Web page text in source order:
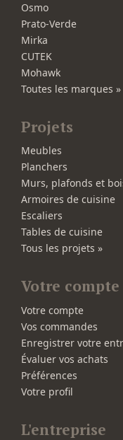
Osmo
Prato-Verde
Mirka
CUTEK
Mohawk
Toutes les marques »
Projets
Meubles
Planchers
Murs, plafonds et
Armoires de cuisine
Escaliers
Tables de cuisine
Tous les projets »
Votre compte
Votre compte
Vos commandes
Enregistrer votre
Évaluer vos achats
Préférences
Votre profil
L'entreprise